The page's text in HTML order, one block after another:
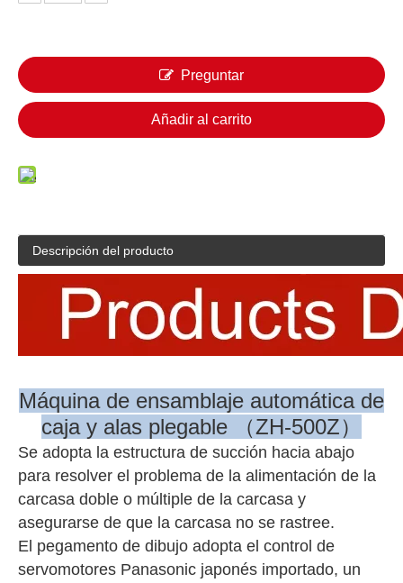
Preguntar
Añadir al carrito
Descripción del producto
Máquina de ensamblaje automática de
caja y alas plegable （ZH-500Z）
Se adopta la estructura de succión hacia abajo
para resolver el problema de la alimentación de la
carcasa doble o múltiple de la carcasa y
asegurarse de que la carcasa no se rastree.
El pegamento de dibujo adopta el control de
servomotores Panasonic japonés importado, un